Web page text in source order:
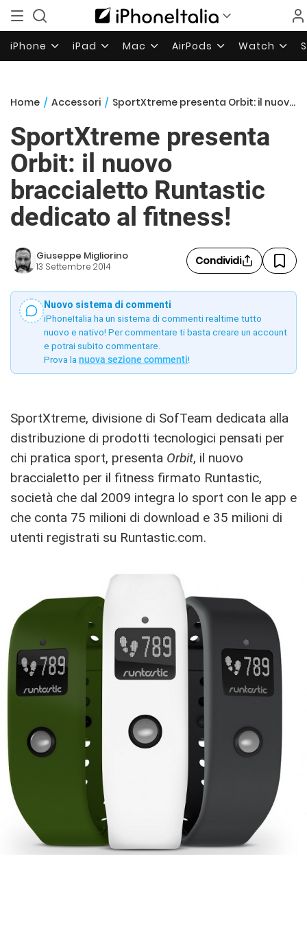
iPhone iPad Mac AirPods Watch
Home / Accessori / SportXtreme presenta Orbit: il nuovo braccialetto Runtastic dedicato al fitness!
SportXtreme presenta
Orbit: il nuovo
braccialetto Runtastic
dedicato al fitness!
Giuseppe Migliorino
13 Settembre 2014 Condividi
Nuovo sistema di commenti
iPhoneItalia ha un sistema di commenti realtime tutto
nuovo e nativo! Per commentare ti basta creare un account
e potrai subito commentare.
Prova la nuova sezione commenti!
SportXtreme, divisione di SofTeam dedicata alla
distribuzione di prodotti tecnologici pensati per
chi pratica sport, presenta Orbit, il nuovo
braccialetto per il fitness firmato Runtastic,
società che dal 2009 integra lo sport con le app e
che conta 75 milioni di download e 35 milioni di
utenti registrati su Runtastic.com.